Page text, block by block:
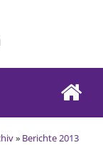
» Berichte 2013